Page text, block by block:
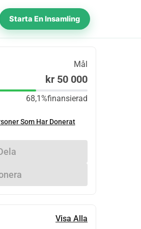
Starta En Insamling
Mål
kr 50 000
68,1%finansierad
Som Har Donerat
Visa Alla